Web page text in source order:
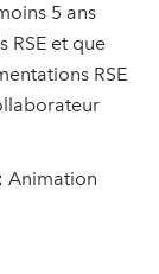
5 ans
RSE et que
RSE
Animation